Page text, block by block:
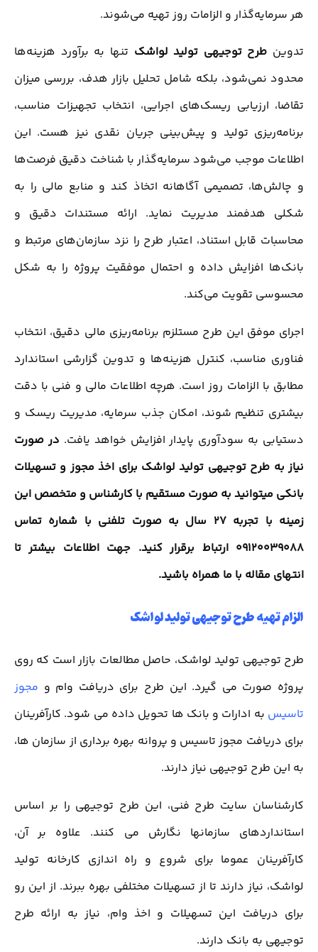
هر سرمایه‌گذار و الزامات روز تهیه می‌شوند.
تدوین طرح توجیهی تولید لواشک تنها به برآورد هزینه‌ها
محدود نمی‌شود، بلکه شامل تحلیل بازار هدف، بررسی میزان
تقاضا، ارزیابی ریسک‌های اجرایی، انتخاب تجهیزات مناسب،
برنامه‌ریزی تولید و پیش‌بینی جریان نقدی نیز هست. این
اطلاعات موجب می‌شود سرمایه‌گذار با شناخت دقیق فرصت‌ها
و چالش‌ها، تصمیمی آگاهانه اتخاذ کند و منابع مالی را به
شکلی هدفمند مدیریت نماید. ارائه مستندات دقیق و
محاسبات قابل استناد، اعتبار طرح را نزد سازمان‌های مرتبط و
بانک‌ها افزایش داده و احتمال موفقیت پروژه را به شکل
محسوسی تقویت می‌کند.
اجرای موفق این طرح مستلزم برنامه‌ریزی مالی دقیق، انتخاب
فناوری مناسب، کنترل هزینه‌ها و تدوین گزارشی استاندارد
مطابق با الزامات روز است. هرچه اطلاعات مالی و فنی با دقت
بیشتری تنظیم شوند، امکان جذب سرمایه، مدیریت ریسک و
دستیابی به سودآوری پایدار افزایش خواهد یافت. در صورت
نیاز به طرح توجیهی تولید لواشک برای اخذ مجوز و تسهیلات
بانکی میتوانید به صورت مستقیم با کارشناس و متخصص این
زمینه با تجربه 27 سال به صورت تلفنی با شماره تماس
09120039088 ارتباط برقرار کنید. جهت اطلاعات بیشتر تا
انتهای مقاله با ما همراه باشید.
الزام تهیه طرح توجیهی تولید لواشک
طرح توجیهی تولید لواشک، حاصل مطالعات بازار است که روی
پروژه صورت می گیرد. این طرح برای دریافت وام و مجوز
تاسیس به ادارات و بانک ها تحویل داده می شود. کارآفرینان
برای دریافت مجوز تاسیس و پروانه بهره برداری از سازمان ها،
به این طرح توجیهی نیاز دارند.
کارشناسان سایت طرح فنی، این طرح توجیهی را بر اساس
استانداردهای سازمانها نگارش می کنند. علاوه بر آن،
کارآفرینان عموما برای شروع و راه اندازی کارخانه تولید
لواشک، نیاز دارند تا از تسهیلات مختلفی بهره ببرند. از این رو
برای دریافت این تسهیلات و اخذ وام، نیاز به ارائه طرح
توجیهی به بانک دارند.